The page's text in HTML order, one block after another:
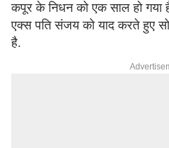
कपूर के निधन को एक साल हो गया
एक्स पति संजय को याद करते हुए
है.